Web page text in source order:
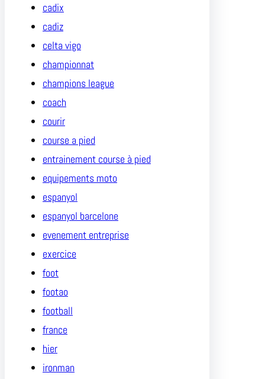
cadix
cadiz
celta vigo
championnat
champions league
coach
courir
course a pied
entrainement course à pied
equipements moto
espanyol
espanyol barcelone
evenement entreprise
exercice
foot
footao
football
france
hier
ironman